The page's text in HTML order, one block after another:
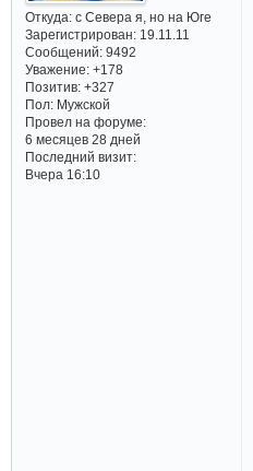
Откуда:с Севера я, но на Юге
Зарегистрирован: 19.11.11
Сообщений:9492
Уважение: +178
Позитив: +327
Пол:Мужской
Провел на форуме:
6 месяцев 28 дней
Последний визит:
Вчера 16:10